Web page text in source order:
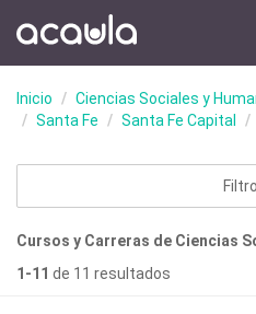
Inicio Ciencias Sociales y
Santa Fe
Santa Fe Capital
Cursos y Carreras de Ciencias
1-11 de 11 resultados